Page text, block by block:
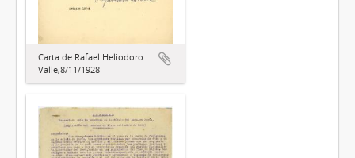
Carta de Rafael Heliodoro
Valle,8/11/1928